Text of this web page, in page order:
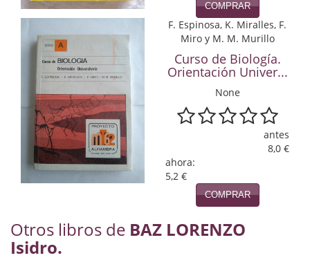
Novela histórica
Novela negra
Novela romántica
Otros idiomas
Papás, Mamás, bebés...
Papás, Mamás, Bebés...
Política
COMPRAR
F. Espinosa, K. Miralles, F.
Miro y M. M. Murillo
Curso de Biología.
Orientación Univer...
None
antes
8,0 €
ahora:
5,2 €
COMPRAR
Otros libros de BAZ LORENZO
Isidro.